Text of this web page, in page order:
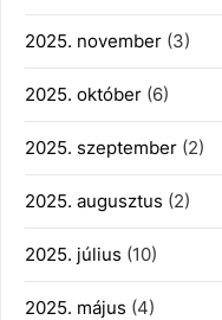
2025. november (3)
2025. október (6)
2025. szeptember (2)
2025. augusztus (2)
2025. július (10)
2025. május (4)